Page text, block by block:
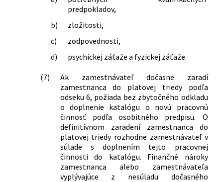
predpokladov,
b)
zložitosti,
c)
zodpovednosti,
d)
psychickej záťaže a fyzickej záťaže.
(7)
Ak zamestnávateľ dočasne zaradí
zamestnanca do platovej triedy podľa
odseku 6, požiada bez zbytočného odkladu
o doplnenie katalógu o novú pracovnú
činnosť podľa osobitného predpisu. O
definitívnom zaradení zamestnanca do
platovej triedy rozhodne zamestnávateľ v
súlade s doplnením tejto pracovnej
činnosti do katalógu. Finančné nároky
zamestnanca alebo zamestnávateľa
vyplývajúce z nesúladu dočasného